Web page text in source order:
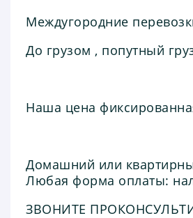
Междугoрoдние
До грузом , попутный
Наша цена
Домашний или
Любая форма оплаты:
ЗВОНИТЕ